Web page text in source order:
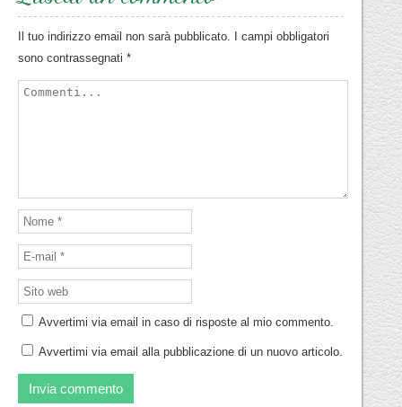
Il tuo indirizzo email non sarà pubblicato. I campi obbligatori
sono contrassegnati*
Avvertimi via email in caso di risposte al mio commento.
Avvertimi via email alla pubblicazione di un nuovo articolo.